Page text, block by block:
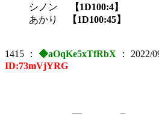
シノン
【1D100:4】
あかり
【1D100:45】
1415 ： ◆aOqKe5xTfRbX ： 2022/
ID:73mVjYRG
__ _